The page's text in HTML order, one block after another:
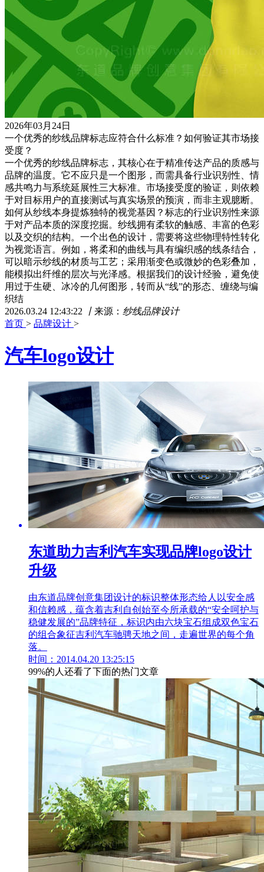
2026年03月24日
一个优秀的纱线品牌标志应符合什么标准？如何验证其市场接
受度？
一个优秀的纱线品牌标志，其核心在于精准传达产品的质感与
品牌的温度。它不应只是一个图形，而需具备行业识别性、情
感共鸣力与系统延展性三大标准。市场接受度的验证，则依赖
于对目标用户的直接测试与真实场景的预演，而非主观臆断。
如何从纱线本身提炼独特的视觉基因？标志的行业识别性来源
于对产品本质的深度挖掘。纱线拥有柔软的触感、丰富的色彩
以及交织的结构。一个出色的设计，需要将这些物理特性转化
为视觉语言。例如，将柔和的曲线与具有编织感的线条结合，
可以暗示纱线的材质与工艺；采用渐变色或微妙的色彩叠加，
能模拟出纤维的层次与光泽感。根据我们的设计经验，避免使
用过于生硬、冰冷的几何图形，转而从“线”的形态、缠绕与编
织结
2026.03.24 12:43:22
丨 来源： 纱线品牌设计
首页 > 品牌设计 >
汽车logo设计
东道助力吉利汽车实现品牌logo设计
升级
由东道品牌创意集团设计的标识整体形态给人以安全感
和信赖感，蕴含着吉利自创始至今所承载的“安全呵护与
稳健发展的”品牌特征，标识内由六块宝石组成双色宝石
的组合象征吉利汽车驰骋天地之间，走遍世界的每个角
落。
时间：2014.04.20 13:25:15
99%的人还看了下面的热门文章